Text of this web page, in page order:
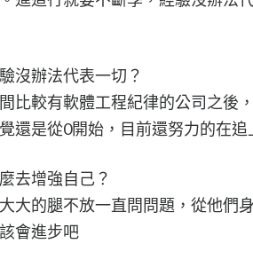
沒辦法代表一切？
比較有軟體工程紀律的公司之後
還是從0開始，目前還努力的在追
去增強自己？
大的腿不放一直問問題，從他們
會進步吧